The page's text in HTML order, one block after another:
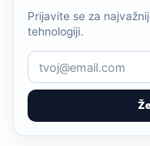
Prijavite se za
tehnologiji.